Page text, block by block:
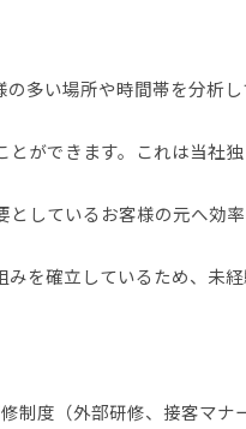
多い場所や時間帯を分析
ができます。これは当社
としているお客様の元へ効
を確立しているため、未
制度（外部研修、接客マナ